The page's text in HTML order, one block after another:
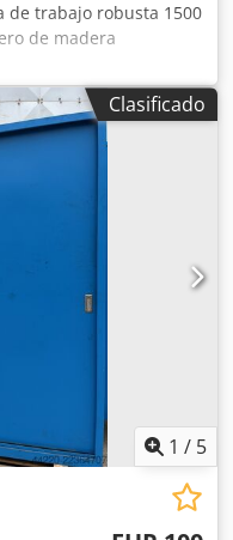
de trabajo robusta 1500
de madera
Djdpfx Aqszmuxrjlowa
Clasificado
1 / 5